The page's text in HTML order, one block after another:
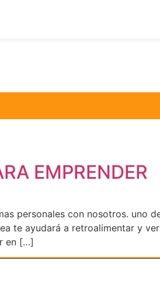
EMPRENDER
personales con nosotros. uno
te ayudará a retroalimentar y
en […]